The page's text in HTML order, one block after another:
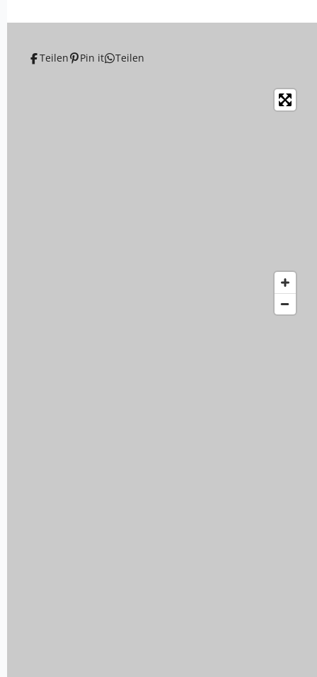
Teilen Pin it Teilen